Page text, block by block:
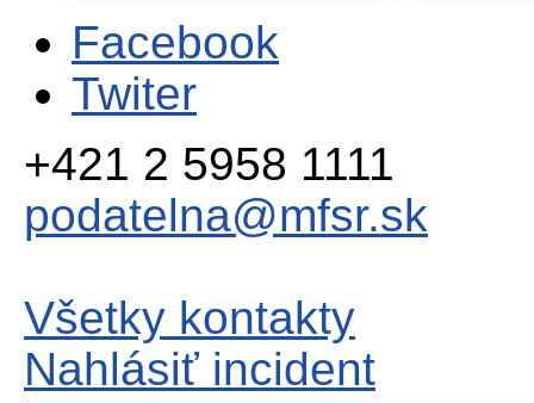
Facebook
Twiter
+421 2 5958 1111
podatelna@mfsr.sk
Všetky kontakty
Nahlásiť incident